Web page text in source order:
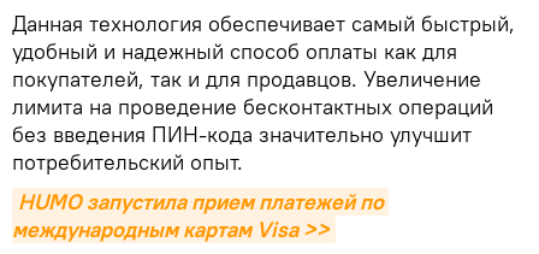
Данная технология обеспечивает самый быстрый,
удобный и надежный способ оплаты как для
покупателей, так и для продавцов. Увеличение
лимита на проведение бесконтактных операций
без введения ПИН-кода значительно улучшит
потребительский опыт.
HUMO запустила прием платежей по
международным картам Visa >>